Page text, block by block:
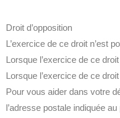
Droit d’opposition
L’exercice de ce droit n’est
Lorsque l’exercice de ce
Lorsque l’exercice de ce
Pour vous aider dans votre
l’adresse postale indiquée